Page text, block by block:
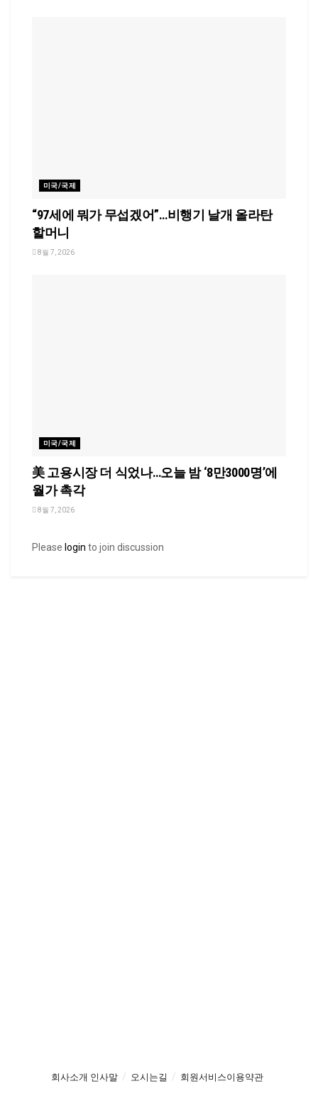
미국/국제
“97세에 뭐가 무섭겠어”…비행기 날개 올라탄
할머니
8월 7, 2026
미국/국제
美 고용시장 더 식었나…오늘 밤 ‘8만3000명’에
월가 촉각
8월 7, 2026
Please login to join discussion
회사소개 인사말 오시는길 회원서비스이용약관